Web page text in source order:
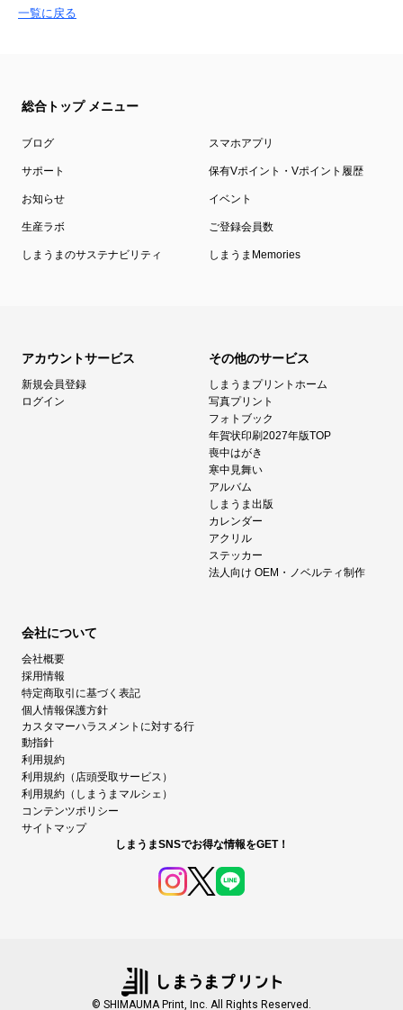
一覧に戻る
総合トップ メニュー
ブログ スマホアプリ
サポート 保有Vポイント・Vポイント履歴
お知らせ イベント
生産ラボ ご登録会員数
しまうまのサステナビリティ しまうまMemories
アカウントサービス
新規会員登録
ログイン
その他のサービス
しまうまプリントホーム
写真プリント
フォトブック
年賀状印刷2027年版TOP
喪中はがき
寒中見舞い
アルバム
しまうま出版
カレンダー
アクリル
ステッカー
法人向け OEM・ノベルティ制作
会社について
会社概要
採用情報
特定商取引に基づく表記
個人情報保護方針
カスタマーハラスメントに対する行
動指針
利用規約
利用規約（店頭受取サービス）
利用規約（しまうまマルシェ）
コンテンツポリシー
サイトマップ
しまうまSNSでお得な情報をGET！
© SHIMAUMA Print, Inc. All Rights Reserved.